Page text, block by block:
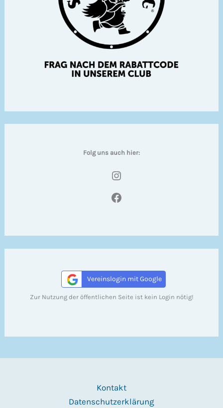
Folg uns auch hier:
Instagram
Facebook
Vereinslogin mit Google
Zur Nutzung der öffentlichen Seite ist kein Login nötig!
Kontakt
Datenschutzerklärung